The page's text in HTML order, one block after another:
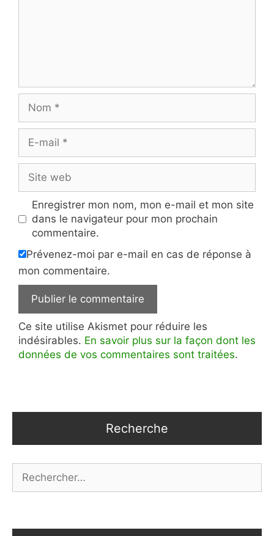
mail
web
Enregistrer mon nom, mon e-mail et mon site
dans le navigateur pour mon prochain
commentaire.
Prévenez-moi par e-mail en cas de réponse à
mon commentaire.
Ce site utilise Akismet pour réduire les
indésirables. En savoir plus sur la façon dont les
données de vos commentaires sont traitées.
Recherche